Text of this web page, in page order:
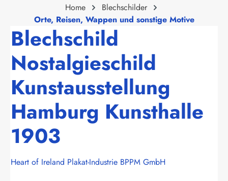
Home
Blechschilder
Orte, Reisen, Wappen und sonstige Motive
Blechschild
Nostalgieschild
Kunstausstellung
Hamburg Kunsthalle
1903
Heart of Ireland Plakat-Industrie BPPM GmbH